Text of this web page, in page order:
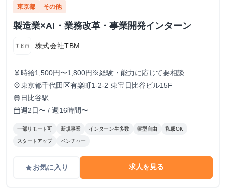
東京都 その他
製造業×AI・業務改革・事業開発インターン
株式会社TBM
currency_yen 時給1,500円〜1,800円※経験・能力に応じて要相談
place東京都千代田区有楽町1-2-2 東宝日比谷ビル15F
train 日比谷駅
calendar_today週2日〜 / 週16時間〜
一部リモート可 新規事業 インターン生多数 髪型自由 私服OK
スタートアップ ベンチャー
gradeお気に入り 求人を見る